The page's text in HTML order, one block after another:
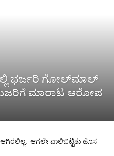
ಭರ್ಜರಿ ಗೋಲ್‌ಮಾಲ್
ಗುಜರಿಗೆ ಮಾರಾಟ ಆರೋಪ
ಆಗಿರಲಿಲ್ಲ.. ಆಗಲೇ ವಾಲಿಬಿಟ್ಟಿತು ಹೊಸ